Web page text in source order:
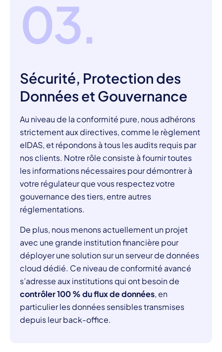
03.
Sécurité, Protection des
Données et Gouvernance
Au niveau de la conformité pure, nous adhérons
strictement aux directives, comme le règlement
eIDAS, et répondons à tous les audits requis par
nos clients. Notre rôle consiste à fournir toutes
les informations nécessaires pour démontrer à
votre régulateur que vous respectez votre
gouvernance des tiers, entre autres
réglementations.
De plus, nous menons actuellement un projet
avec une grande institution financière pour
déployer une solution sur un serveur de données
cloud dédié. Ce niveau de conformité avancé
s’adresse aux institutions qui ont besoin de
contrôler 100 % du flux de données, en
particulier les données sensibles transmises
depuis leur back-office.